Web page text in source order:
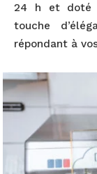
24 h et doté
touche
répondant à